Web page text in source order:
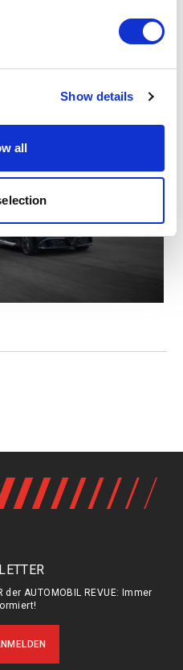
personal data is processed
and to analyse our traffic.
that you’ve
collected from your use
Show details
all
der AUTOMOBIL REVUE: Immer